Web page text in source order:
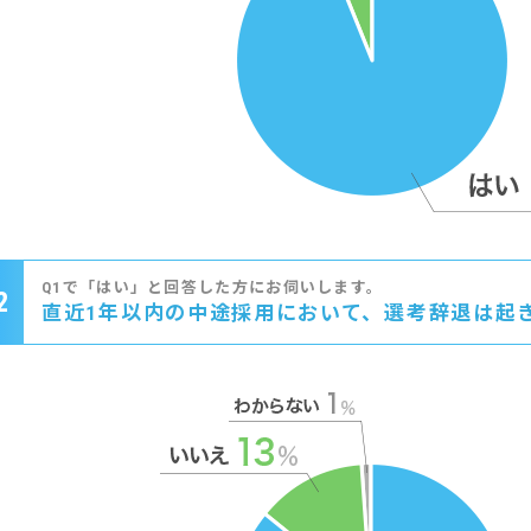
Q1で「はい」と回答した方にお伺いします。
直近1年以内の中途採用において、選考辞退は起